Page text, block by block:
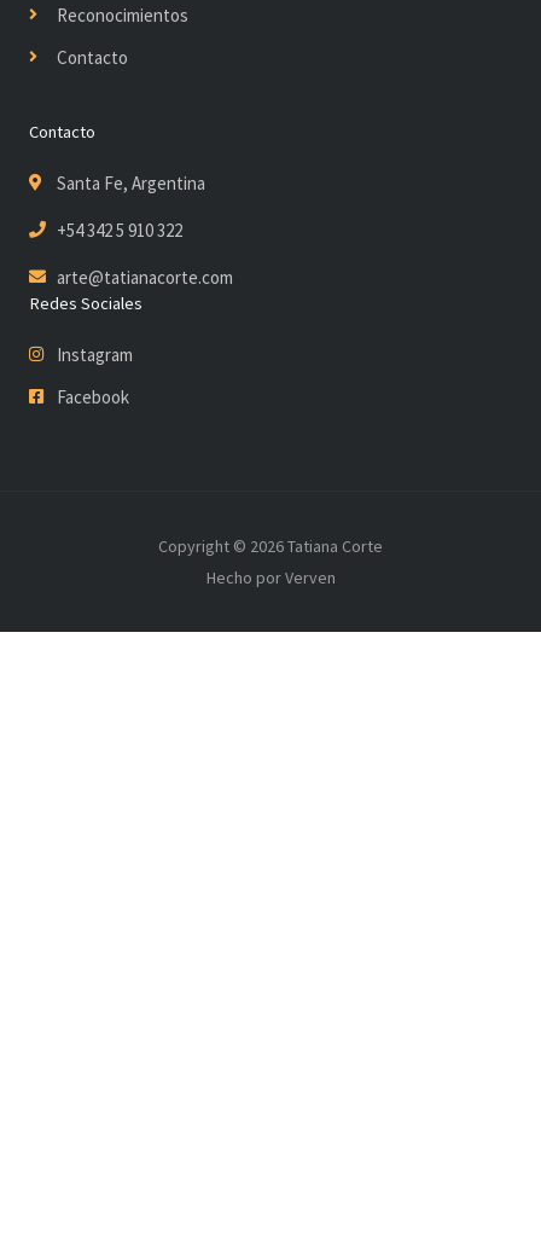
Reconocimientos
Contacto
Contacto
Santa Fe, Argentina
+54 342 5 910 322
arte@tatianacorte.com
Redes Sociales
Instagram
Facebook
Copyright © 2026 Tatiana Corte
Hecho por Verven